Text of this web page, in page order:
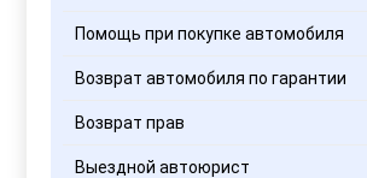
Помощь при покупке автомобиля
Возврат автомобиля по гарантии
Возврат прав
Выездной автоюрист